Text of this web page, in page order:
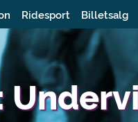
Ridesport Billetsalg